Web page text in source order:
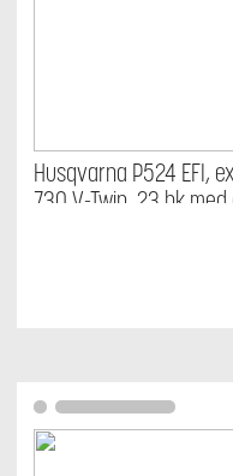
Husqvarna P524 EFI,
730 V-Twin, 23 hk